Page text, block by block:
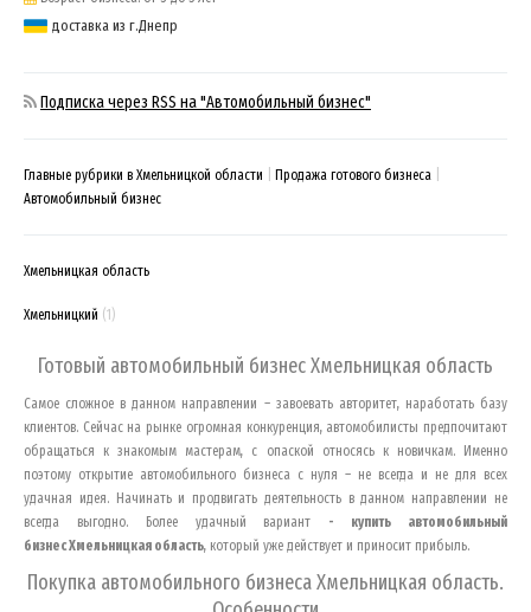
доставка из г.Днепр
Подписка через RSS на "Автомобильный бизнес"
Главные рубрики в Хмельницкой области
Продажа готового бизнеса
Автомобильный бизнес
Хмельницкая область
Хмельницкий (1)
Готовый автомобильный бизнесХмельницкая область
Самое сложное в данном направлении – завоевать авторитет, наработать базу
клиентов. Сейчас на рынке огромная конкуренция, автомобилисты предпочитают
обращаться к знакомым мастерам, с опаской относясь к новичкам. Именно
поэтому открытие автомобильного бизнеса с нуля – не всегда и не для всех
удачная идея. Начинать и продвигать деятельность в данном направлении не
всегда выгодно. Более удачный вариант - купить автомобильный
бизнесХмельницкая область, который уже действует и приносит прибыль.
Покупка автомобильного бизнесаХмельницкая область.